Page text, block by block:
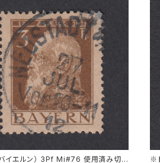
バイエルン） 3Pf Mi#76 使用済み切 ※